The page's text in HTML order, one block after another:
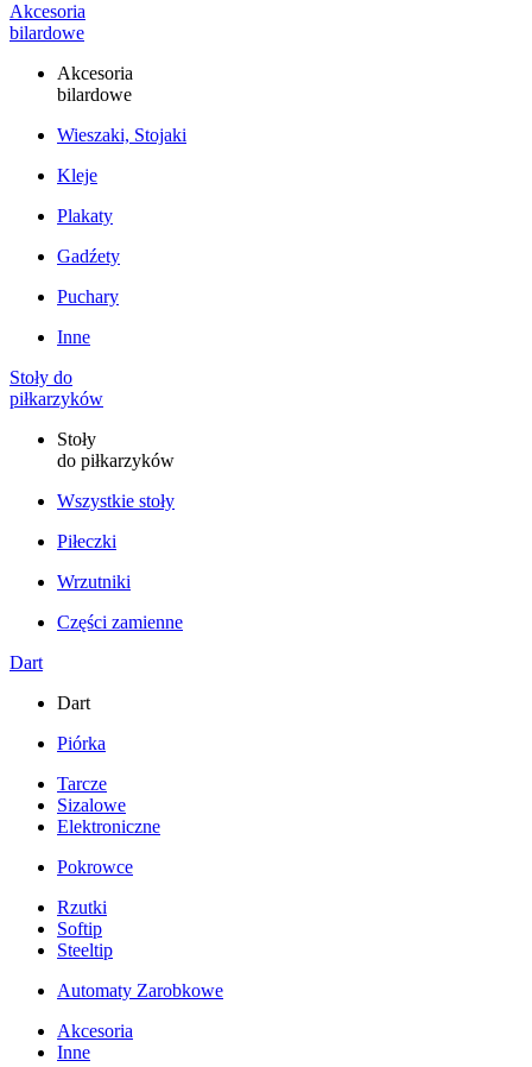
Akcesoria
bilardowe
Akcesoria
bilardowe
Wieszaki, Stojaki
Kleje
Plakaty
Gadźety
Puchary
Inne
Stoły do
piłkarzyków
Stoły
do piłkarzyków
Wszystkie stoły
Piłeczki
Wrzutniki
Części zamienne
Dart
Dart
Piórka
Tarcze
Sizalowe
Elektroniczne
Pokrowce
Rzutki
Softip
Steeltip
Automaty Zarobkowe
Akcesoria
Inne